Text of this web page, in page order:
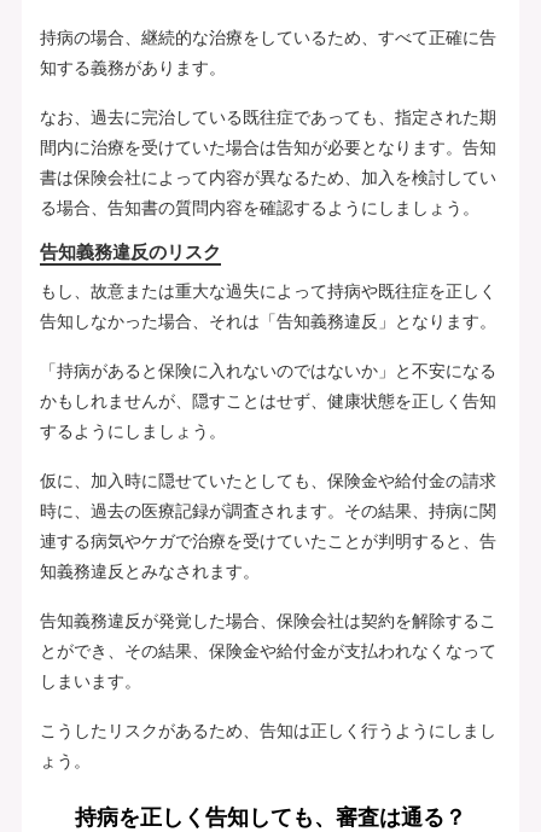
持病の場合、継続的な治療をしているため、すべて正確に告
知する義務があります。
なお、過去に完治している既往症であっても、指定された期
間内に治療を受けていた場合は告知が必要となります。告知
書は保険会社によって内容が異なるため、加入を検討してい
る場合、告知書の質問内容を確認するようにしましょう。
告知義務違反のリスク
もし、故意または重大な過失によって持病や既往症を正しく
告知しなかった場合、それは「告知義務違反」となります。
「持病があると保険に入れないのではないか」と不安になる
かもしれませんが、隠すことはせず、健康状態を正しく告知
するようにしましょう。
仮に、加入時に隠せていたとしても、保険金や給付金の請求
時に、過去の医療記録が調査されます。その結果、持病に関
連する病気やケガで治療を受けていたことが判明すると、告
知義務違反とみなされます。
告知義務違反が発覚した場合、保険会社は契約を解除するこ
とができ、その結果、保険金や給付金が支払われなくなって
しまいます。
こうしたリスクがあるため、告知は正しく行うようにしまし
ょう。
持病を正しく告知しても、審査は通る？